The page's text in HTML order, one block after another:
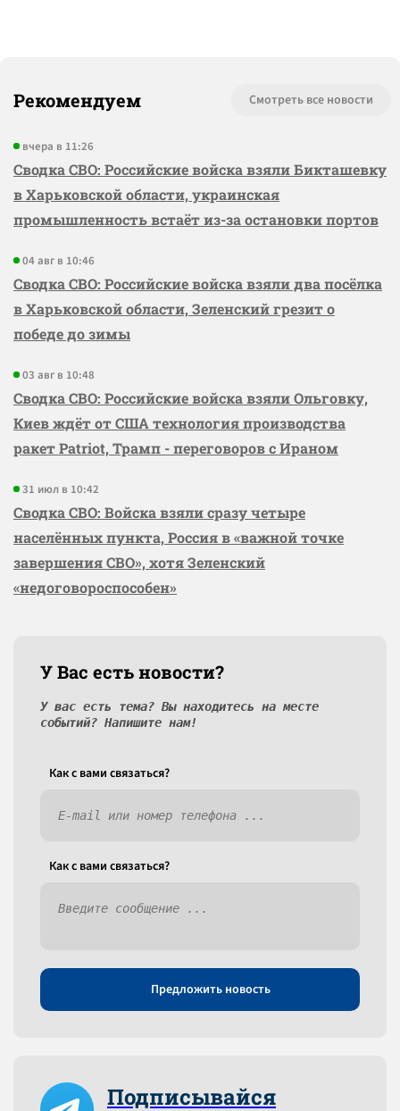
Рекомендуем Смотреть все новости
вчера в 11:26
Сводка СВО: Российские войска взяли Бикташевку
в Харьковской области, украинская
промышленность встаёт из-за остановки портов
04 авг в 10:46
Сводка СВО: Российские войска взяли два посёлка
в Харьковской области, Зеленский грезит о
победе до зимы
03 авг в 10:48
Сводка СВО: Российские войска взяли Ольговку,
Киев ждёт от США технология производства
ракет Patriot, Трамп - переговоров с Ираном
31 июл в 10:42
Сводка СВО: Войска взяли сразу четыре
населённых пункта, Россия в «важной точке
завершения СВО», хотя Зеленский
«недоговороспособен»
У Вас есть новости?
У вас есть тема? Вы находитесь на месте
событий? Напишите нам!
Как c вами связаться?
Как c вами связаться?
Предложить новость
Подписывайся